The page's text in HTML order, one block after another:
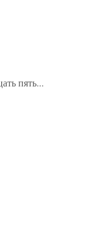
пять...